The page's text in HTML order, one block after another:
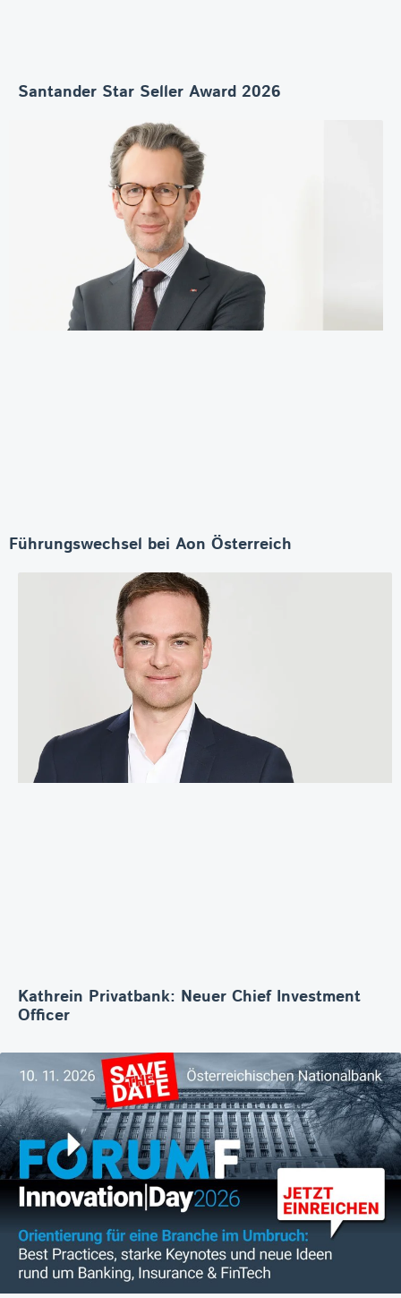
Santander Star Seller Award 2026
Führungswechsel bei Aon Österreich
Kathrein Privatbank: Neuer Chief Investment
Officer